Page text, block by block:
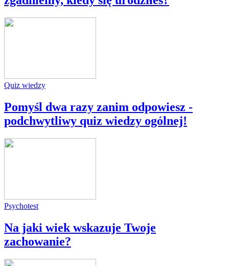
Quiz wiedzy
Pomyśl dwa razy zanim odpowiesz -
podchwytliwy quiz wiedzy ogólnej!
Psychotest
Na jaki wiek wskazuje Twoje
zachowanie?